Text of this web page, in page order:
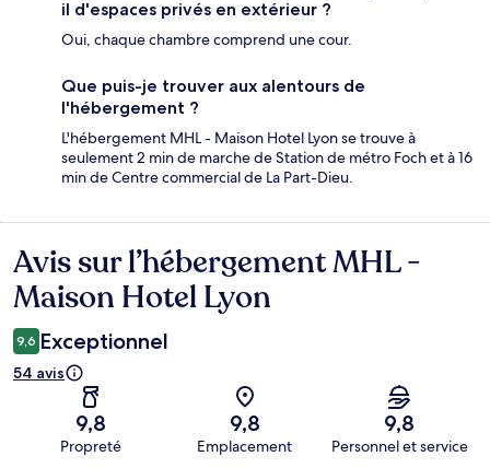
il d'espaces privés en extérieur ?
Oui, chaque chambre comprend une cour.
Que puis-je trouver aux alentours de
l'hébergement ?
L'hébergement MHL - Maison Hotel Lyon se trouve à
seulement 2 min de marche de Station de métro Foch et à 16
min de Centre commercial de La Part-Dieu.
Avis
Avis sur l’hébergement MHL -
Maison Hotel Lyon
9,6 Exceptionnel
54 avis
9,8
Propreté
9,8
Emplacement
9,8
Personnel et service